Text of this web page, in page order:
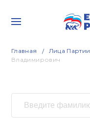
Главная Лица Партии
Владимирович